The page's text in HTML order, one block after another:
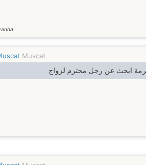
Muscat
ابحث عن رجل محترم لزواج